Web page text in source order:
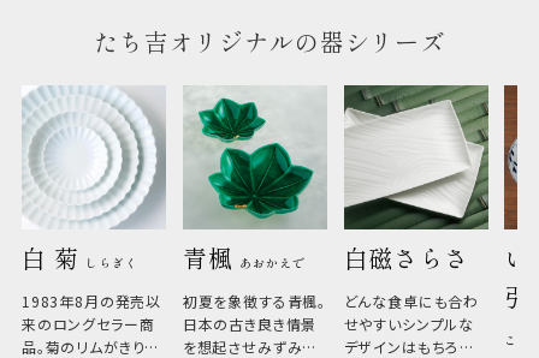
たち吉オリジナルの器シリーズ
白 菊 しらぎく
1983年8月の発売以
来のロングセラー商
品。菊のリムがきりっ
青楓 あおかえで
初夏を象徴する青楓。
日本の古き良き情景
を想起させみずみず
白磁さらさ
どんな食卓にも合わ
せやすいシンプルな
デザインはもちろん、
い
こひ